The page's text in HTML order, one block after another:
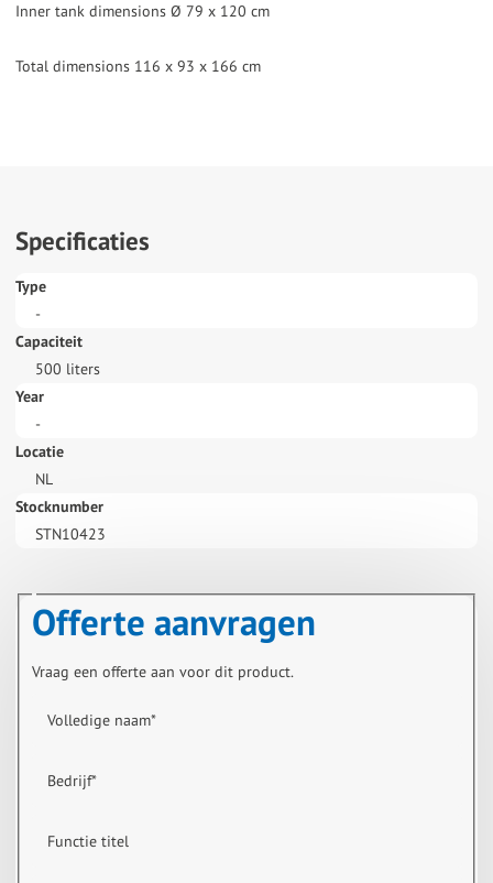
Inner tank dimensions Ø 79 x 120 cm
Total dimensions 116 x 93 x 166 cm
Specificaties
Type
-
Capaciteit
500 liters
Year
-
Locatie
NL
Stocknumber
STN10423
Offerte aanvragen
Vraag een offerte aan voor dit product.
Volledige naam*
Bedrijf*
Functie titel